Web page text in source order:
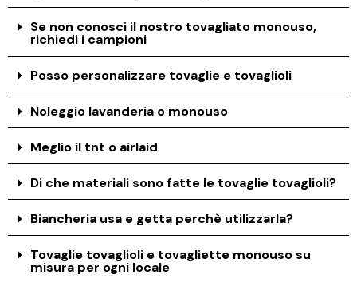
Se non conosci il nostro tovagliato monouso,
richiedi i campioni
Posso personalizzare tovaglie e tovaglioli
Noleggio lavanderia o monouso
Meglio il tnt o airlaid
Di che materiali sono fatte le tovaglie tovaglioli?
Biancheria usa e getta perchè utilizzarla?
Tovaglie tovaglioli e tovagliette monouso su
misura per ogni locale